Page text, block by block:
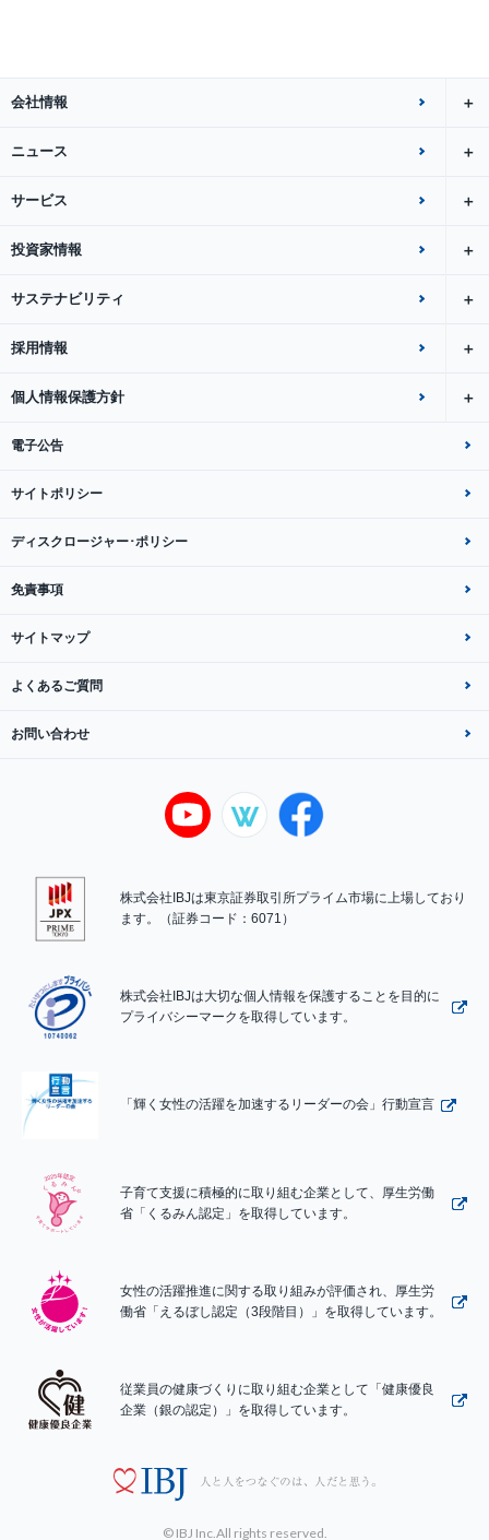
会社情報
ニュース
サービス
投資家情報
サステナビリティ
採用情報
個人情報保護方針
電子公告
サイトポリシー
ディスクロージャー･ポリシー
免責事項
サイトマップ
よくあるご質問
お問い合わせ
株式会社IBJは東京証券取引所プライム市場に上場しており
ます。（証券コード：6071）
株式会社IBJは大切な個人情報を保護することを目的に
プライバシーマークを取得しています。
「輝く女性の活躍を加速するリーダーの会」行動宣言
子育て支援に積極的に取り組む企業として、厚生労働
省「くるみん認定」を取得しています。
女性の活躍推進に関する取り組みが評価され、厚生労
働省「えるぼし認定（3段階目）」を取得しています。
従業員の健康づくりに取り組む企業として「健康優良
企業（銀の認定）」を取得しています。
© IBJ Inc.All rights reserved.